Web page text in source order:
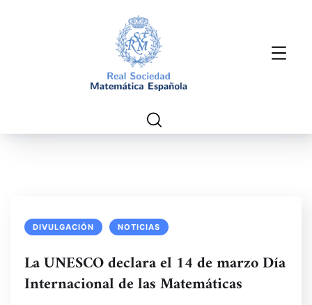
DIVULGACIÓN NOTICIAS
La UNESCO declara el 14 de marzo Día
Internacional de las Matemáticas